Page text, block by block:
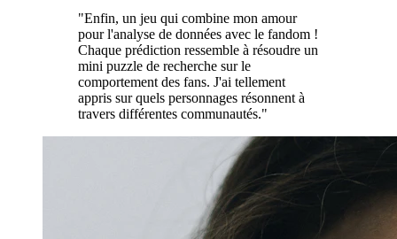
"Enfin, un jeu qui combine mon amour
pour l'analyse de données avec le fandom !
Chaque prédiction ressemble à résoudre un
mini puzzle de recherche sur le
comportement des fans. J'ai tellement
appris sur quels personnages résonnent à
travers différentes communautés."